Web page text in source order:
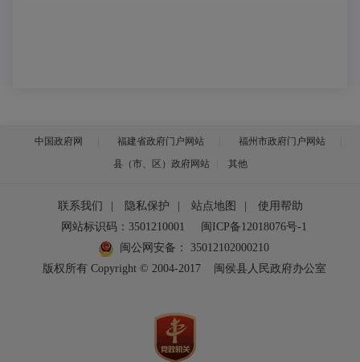
中国政府网 福建省政府门户网站
福州市政府门户网站
县（市、区）政府网站
其他
联系我们 隐私保护 站点地图
使用帮助
网站标识码：3501210001
闽ICP备12018076号-1
闽公网安备：
35012102000210
版权所有 Copyright © 2004-2017
闽侯县人民政府办公室